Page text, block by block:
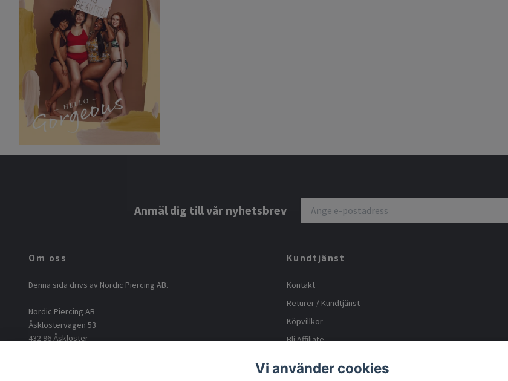
Anmäl dig till vår nyhetsbrev
Om oss
Denna sida drivs av Nordic Piercing AB.
Nordic Piercing AB
Åsklostervägen 53
432 96 Åskloster
Kundtjänst
Kontakt
Returer / Kundtjänst
Köpvillkor
Bli Affiliate
Body positive
Vi använder cookies